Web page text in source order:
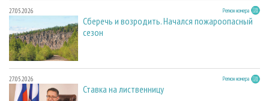
27.05.2026 Регион номера
Сберечь и возродить. Начался пожароопасный
сезон
27.05.2026 Регион номера
Ставка на лиственницу